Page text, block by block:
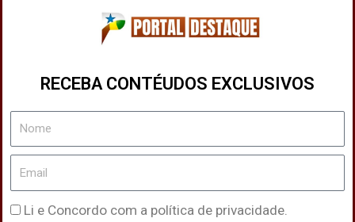
RECEBA CONTÉUDOS EXCLUSIVOS
Nome
Email
Política
Li e Concordo com a política de privacidade.